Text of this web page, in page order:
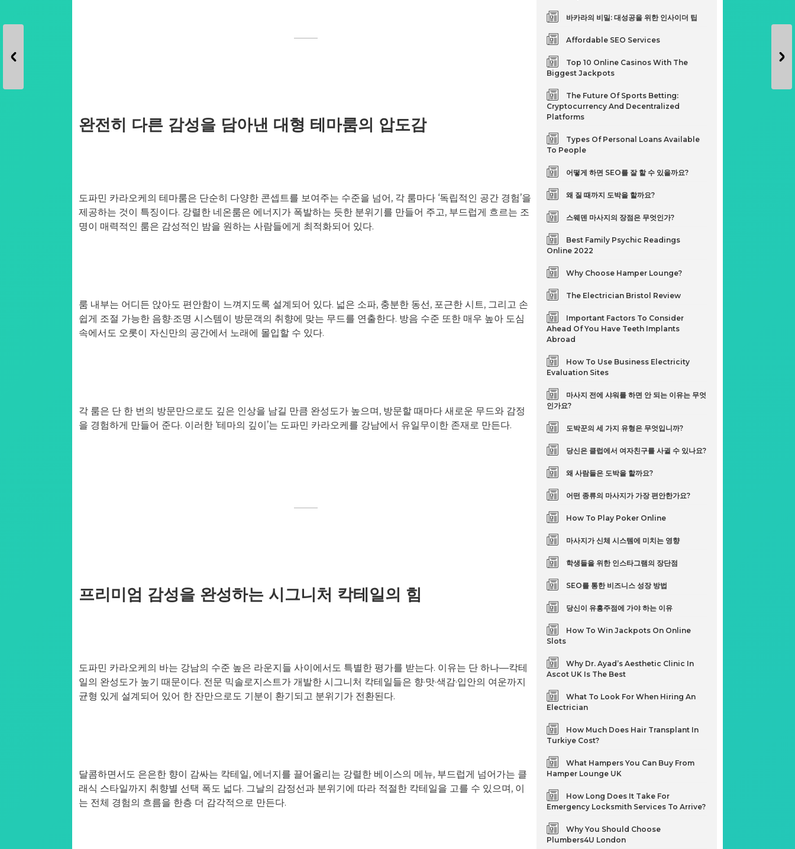
완전히 다른 감성을 담아낸 대형 테마룸의 압도감
도파민 카라오케의 테마룸은 단순히 다양한 콘셉트를 보여주는 수준을 넘어, 각 룸마다 ‘독립적인 공간 경험’을
제공하는 것이 특징이다. 강렬한 네온룸은 에너지가 폭발하는 듯한 분위기를 만들어 주고, 부드럽게 흐르는 조
명이 매력적인 룸은 감성적인 밤을 원하는 사람들에게 최적화되어 있다.
룸 내부는 어디든 앉아도 편안함이 느껴지도록 설계되어 있다. 넓은 소파, 충분한 동선, 포근한 시트, 그리고 손
쉽게 조절 가능한 음향·조명 시스템이 방문객의 취향에 맞는 무드를 연출한다. 방음 수준 또한 매우 높아 도심
속에서도 오롯이 자신만의 공간에서 노래에 몰입할 수 있다.
각 룸은 단 한 번의 방문만으로도 깊은 인상을 남길 만큼 완성도가 높으며, 방문할 때마다 새로운 무드와 감정
을 경험하게 만들어 준다. 이러한 ‘테마의 깊이’는 도파민 카라오케를 강남에서 유일무이한 존재로 만든다.
프리미엄 감성을 완성하는 시그니처 칵테일의 힘
도파민 카라오케의 바는 강남의 수준 높은 라운지들 사이에서도 특별한 평가를 받는다. 이유는 단 하나—칵테
일의 완성도가 높기 때문이다. 전문 믹솔로지스트가 개발한 시그니처 칵테일들은 향·맛·색감·입안의 여운까지
균형 있게 설계되어 있어 한 잔만으로도 기분이 환기되고 분위기가 전환된다.
달콤하면서도 은은한 향이 감싸는 칵테일, 에너지를 끌어올리는 강렬한 베이스의 메뉴, 부드럽게 넘어가는 클
래식 스타일까지 취향별 선택 폭도 넓다. 그날의 감정선과 분위기에 따라 적절한 칵테일을 고를 수 있으며, 이
는 전체 경험의 흐름을 한층 더 감각적으로 만든다.
바카라의 비밀: 대성공을 위한 인사이더 팁
Affordable SEO Services
Top 10 Online Casinos With The
Biggest Jackpots
The Future Of Sports Betting:
Cryptocurrency And Decentralized
Platforms
Types Of Personal Loans Available
To People
어떻게 하면 SEO를 잘 할 수 있을까요?
왜 질 때까지 도박을 할까요?
스웨덴 마사지의 장점은 무엇인가?
Best Family Psychic Readings
Online 2022
Why Choose Hamper Lounge?
The Electrician Bristol Review
Important Factors To Consider
Ahead Of You Have Teeth Implants
Abroad
How To Use Business Electricity
Evaluation Sites
마사지 전에 샤워를 하면 안 되는 이유는 무엇
인가요?
도박꾼의 세 가지 유형은 무엇입니까?
당신은 클럽에서 여자친구를 사귈 수 있나요?
왜 사람들은 도박을 할까요?
어떤 종류의 마사지가 가장 편안한가요?
How To Play Poker Online
마사지가 신체 시스템에 미치는 영향
학생들을 위한 인스타그램의 장단점
SEO를 통한 비즈니스 성장 방법
당신이 유흥주점에 가야 하는 이유
How To Win Jackpots On Online
Slots
Why Dr. Ayad’s Aesthetic Clinic In
Ascot UK Is The Best
What To Look For When Hiring An
Electrician
How Much Does Hair Transplant In
Turkiye Cost?
What Hampers You Can Buy From
Hamper Lounge UK
How Long Does It Take For
Emergency Locksmith Services To Arrive?
Why You Should Choose
Plumbers4U London